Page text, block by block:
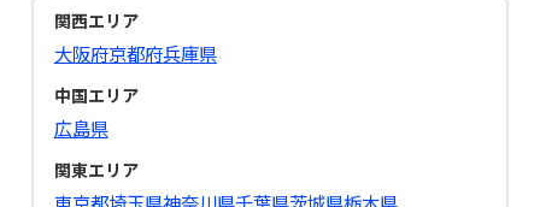
関西エリア
大阪府京都府兵庫県
中国エリア
広島県
関東エリア